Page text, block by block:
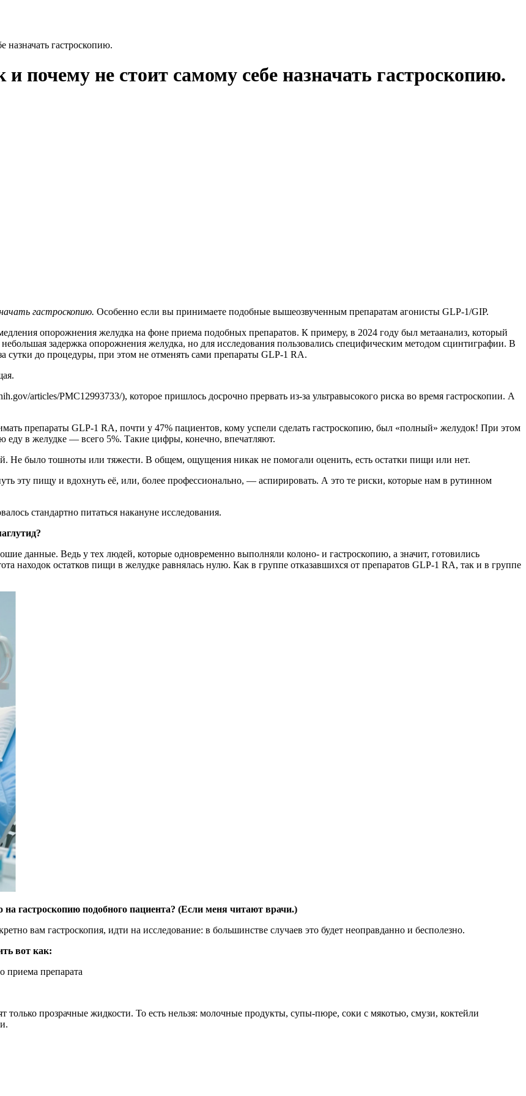
назначать гастроскопию.
почему не стоит самому себе назначать гастроскопию.
гастроскопию. Особенно если вы принимаете подобные вышеозвученным препаратам агонисты GLP-1/GIP.
опорожнения желудка на фоне приема подобных препаратов. К примеру, в 2024 году был метаанализ, который
задержка опорожнения желудка, но для исследования пользовались специфическим методом сцинтиграфии. В
сутки до процедуры, при этом не отменять сами препараты GLP‑1 RA.
articles/PMC12993733/), которое пришлось досрочно прервать из-за ультравысокого риска во время гастроскопии. А
препараты GLP‑1 RA, почти у 47% пациентов, кому успели сделать гастроскопию, был «полный» желудок! При этом
еду в желудке — всего 5%. Такие цифры, конечно, впечатляют.
Не было тошноты или тяжести. В общем, ощущения никак не помогали оценить, есть остатки пищи или нет.
эту пищу и вдохнуть её, или, более профессионально, — аспирировать. А это те риски, которые нам в рутинном
стандартно питаться накануне исследования.
данные. Ведь у тех людей, которые одновременно выполняли колоно- и гастроскопию, а значит, готовились
находок остатков пищи в желудке равнялась нулю. Как в группе отказавшихся от препаратов GLP‑1 RA, так и в группе
гастроскопию подобного пациента? (Если меня читают врачи.)
вам гастроскопия, идти на исследование: в большинстве случаев это будет неоправданно и бесполезно.
вот как:
приема препарата
прозрачные жидкости. То есть нельзя: молочные продукты, супы-пюре, соки с мякотью, смузи, коктейли